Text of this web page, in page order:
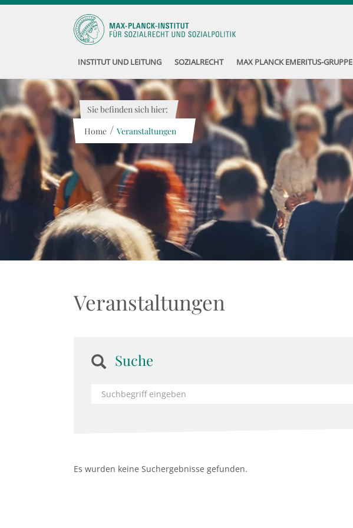
INSTITUT UND LEITUNG SOZIALRECHT MAX PLANCK EMERITUS-GRUPPE
Sie befinden sich hier:
Home / Veranstaltungen
Veranstaltungen
Suche
Es wurden keine Suchergebnisse gefunden.